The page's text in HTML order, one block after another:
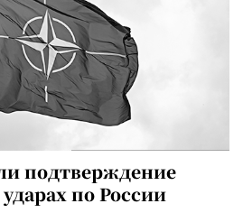
подтверждение
по России